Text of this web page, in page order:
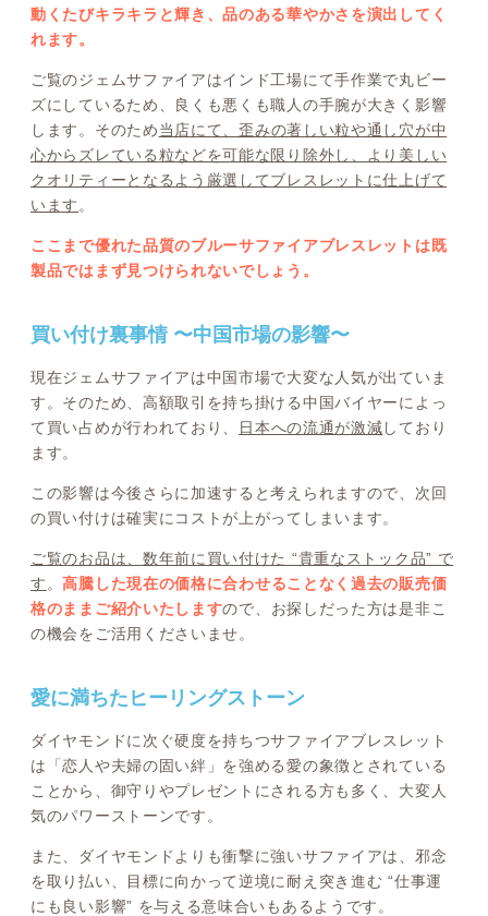
動くたびキラキラと輝き、品のある華やかさを演出してく
れます。
ご覧のジェムサファイアはインド工場にて手作業で丸ビー
ズにしているため、良くも悪くも職人の手腕が大きく影響
します。そのため当店にて、歪みの著しい粒や通し穴が中
心からズレている粒などを可能な限り除外し、より美しい
クオリティーとなるよう厳選してブレスレットに仕上げて
います。
ここまで優れた品質のブルーサファイアブレスレットは既
製品ではまず見つけられないでしょう。
買い付け裏事情 〜中国市場の影響〜
現在ジェムサファイアは中国市場で大変な人気が出ていま
す。そのため、高額取引を持ち掛ける中国バイヤーによっ
て買い占めが行われており、
日本への流通が激減しており
ます。
この影響は今後さらに加速すると考えられますので、次回
の買い付けは確実にコストが上がってしまいます。
ご覧のお品は、数年前に買い付けた “貴重なストック品” で
す 。高騰した現在の価格に合わせることなく過去の販売価
格のままご紹介いたしますので、お探しだった方は是非こ
の機会をご活用くださいませ。
愛に満ちたヒーリングストーン
ダイヤモンドに次ぐ硬度を持ちつサファイアブレスレット
は「恋人や夫婦の固い絆」を強める愛の象徴とされている
ことから、御守りやプレゼントにされる方も多く、大変人
気のパワーストーンです。
また、ダイヤモンドよりも衝撃に強いサファイアは、邪念
を取り払い、目標に向かって逆境に耐え突き進む “仕事運
にも良い影響” を与える意味合いもあるようです。